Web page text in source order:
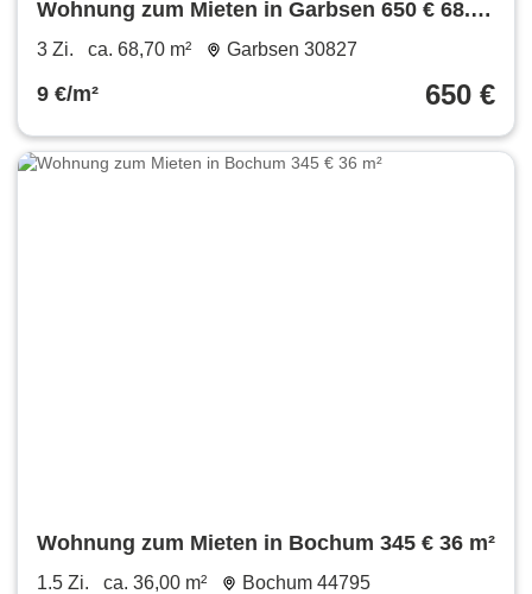
Wohnung zum Mieten in Garbsen 650 € 68.7
m²
3 Zi. ca. 68,70 m² Garbsen 30827
9 €/m² 650 €
Wohnung zum Mieten in Bochum 345 € 36 m²
1.5 Zi. ca. 36,00 m² Bochum 44795